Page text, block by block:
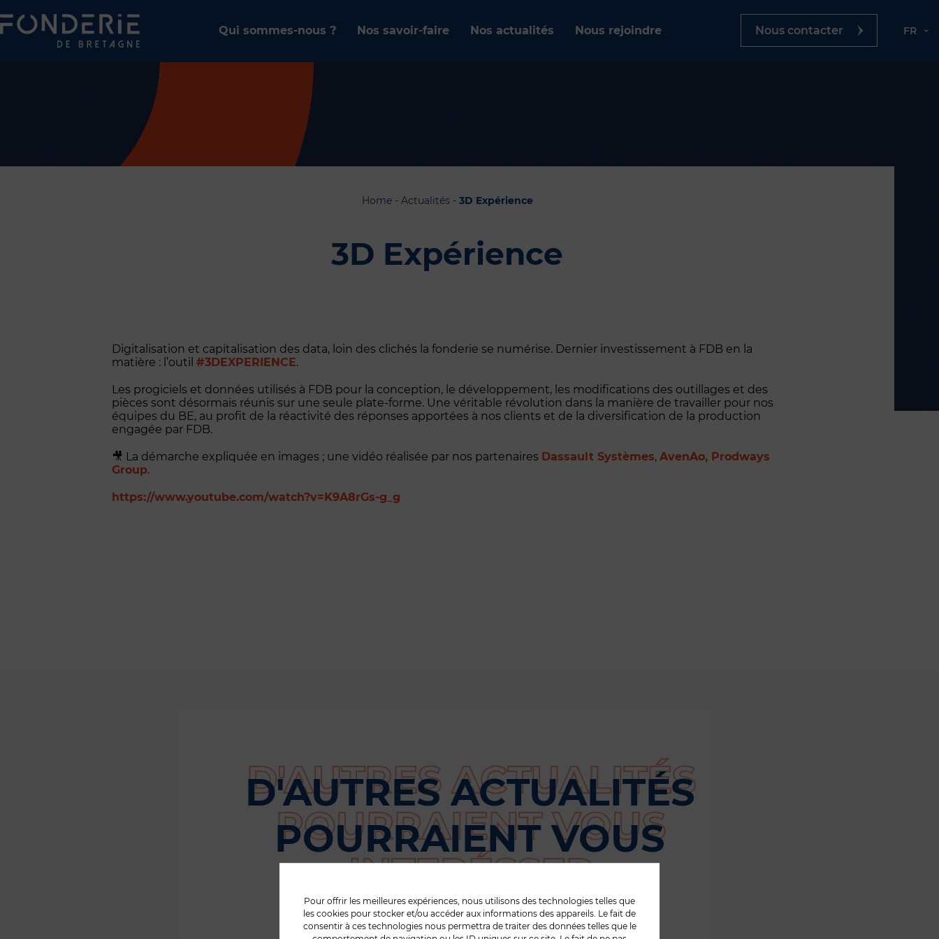
Pour offrir les meilleures expériences, nous utilisons des technologies telles que
les cookies pour stocker et/ou accéder aux informations des appareils. Le fait de
consentir à ces technologies nous permettra de traiter des données telles que le
Qui sommes-nous ? Nos savoir-faire Nos actualités Nous rejoindre Nous contacter FR
Home- Actualités- 3D Expérience
3D Expérience
Digitalisation et capitalisation des data, loin des clichés la fonderie se numérise. Dernier investissement à FDB en la
matière : l’outil #3DEXPERIENCE.
Les progiciels et données utilisés à FDB pour la conception, le développement, les modifications des outillages et des
pièces sont désormais réunis sur une seule plate-forme. Une véritable révolution dans la manière de travailler pour nos
équipes du BE, au profit de la réactivité des réponses apportées à nos clients et de la diversification de la production
engagée par FDB.
🎥 La démarche expliquée en images ; une vidéo réalisée par nos partenaires Dassault Systèmes, AvenAo, Prodways
Group.
https://www.youtube.com/watch?v=K9A8rGs-g_g
D'AUTRES ACTUALITÉS
POURRAIENT VOUS
INTERÉSSER